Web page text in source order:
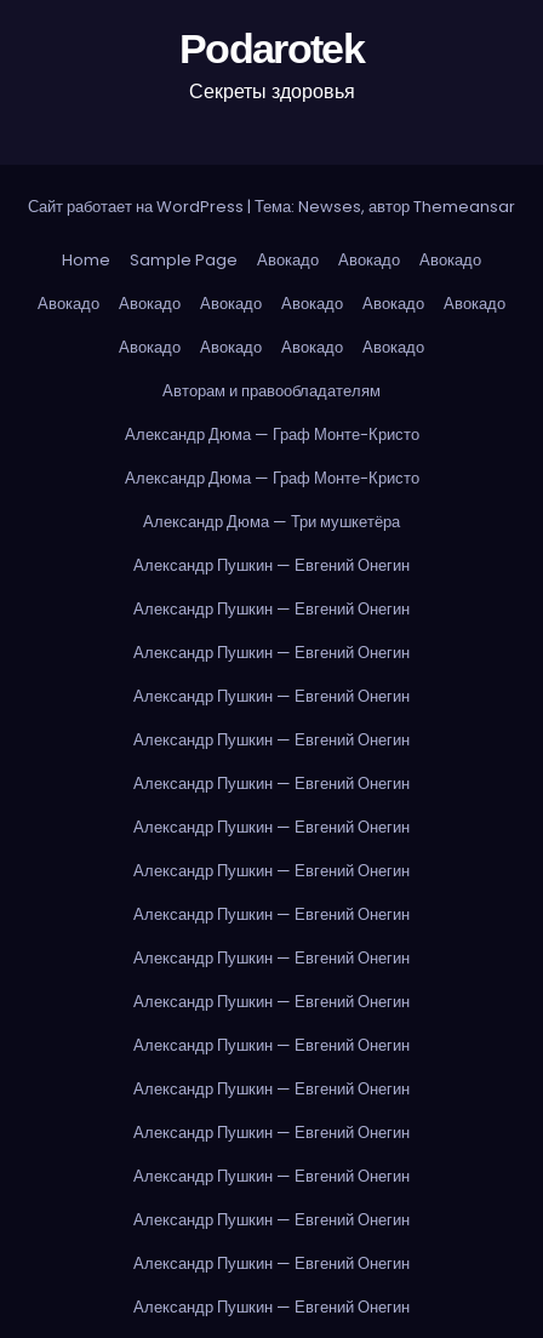
Podarotek
Секреты здоровья
Сайт работает на WordPress | Тема: Newses, авторThemeansar
Home Sample Page Авокадо Авокадо
Авокадо
Авокадо
Авокадо Авокадо Авокадо Авокадо
Авокадо
Авокадо
Авокадо Авокадо
Авокадо
Авторам и правообладателям
Александр Дюма — Граф Монте-Кристо
Александр Дюма — Граф Монте-Кристо
Александр Дюма — Три мушкетёра
Александр Пушкин — Евгений Онегин
Александр Пушкин — Евгений Онегин
Александр Пушкин — Евгений Онегин
Александр Пушкин — Евгений Онегин
Александр Пушкин — Евгений Онегин
Александр Пушкин — Евгений Онегин
Александр Пушкин — Евгений Онегин
Александр Пушкин — Евгений Онегин
Александр Пушкин — Евгений Онегин
Александр Пушкин — Евгений Онегин
Александр Пушкин — Евгений Онегин
Александр Пушкин — Евгений Онегин
Александр Пушкин — Евгений Онегин
Александр Пушкин — Евгений Онегин
Александр Пушкин — Евгений Онегин
Александр Пушкин — Евгений Онегин
Александр Пушкин — Евгений Онегин
Александр Пушкин — Евгений Онегин